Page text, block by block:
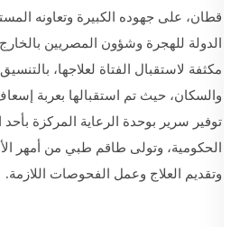
قطان، على جهوده الكبيرة وتعاونه
الدولة للهجرة وشؤون المصريين
مكثفة لاستقبال الفتاة لعلاجها،
والسكان، حيث تم استقبالها بعربة
توفير ‏سرير بوحدة الرعاية المركزة
الحكومية، وتولى طاقم طبي من أمهر
‏وتقديم العلاج وعمل الفحوصات اللازمة.